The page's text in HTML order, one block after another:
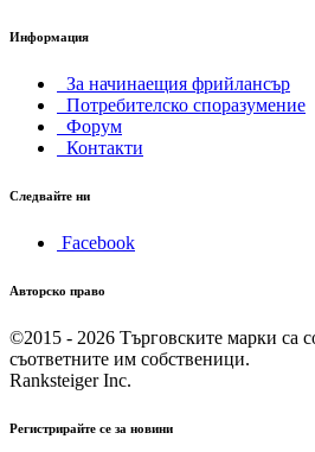
Информация
За начинаещия фрийлансър
Потребителско споразумение
Форум
Контакти
Следвайте ни
Facebook
Авторско право
©2015 - 2026 Търговските марки са
съответните им собственици.
Ranksteiger Inc.
Регистрирайте се за новини